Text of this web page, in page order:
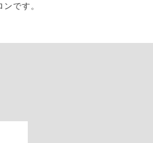
です。